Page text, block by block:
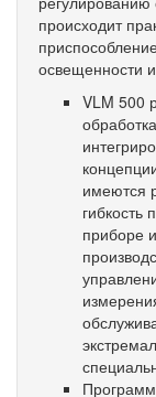
происходит
освещенности
VLM 500
имеются
приборе